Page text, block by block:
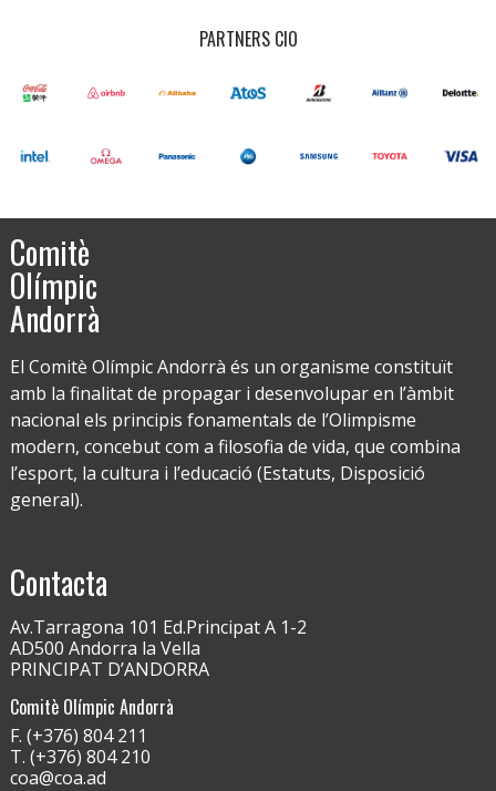
PARTNERS CIO
Comitè
Olímpic
Andorrà
El Comitè Olímpic Andorrà és un organisme constituït
amb la finalitat de propagar i desenvolupar en l’àmbit
nacional els principis fonamentals de l’Olimpisme
modern, concebut com a filosofia de vida, que combina
l’esport, la cultura i l’educació (Estatuts, Disposició
general).
Contacta
Av.Tarragona 101 Ed.Principat A 1-2
AD500 Andorra la Vella
PRINCIPAT D’ANDORRA
Comitè Olímpic Andorrà
F. (+376) 804 211
T. (+376) 804 210
coa@coa.ad